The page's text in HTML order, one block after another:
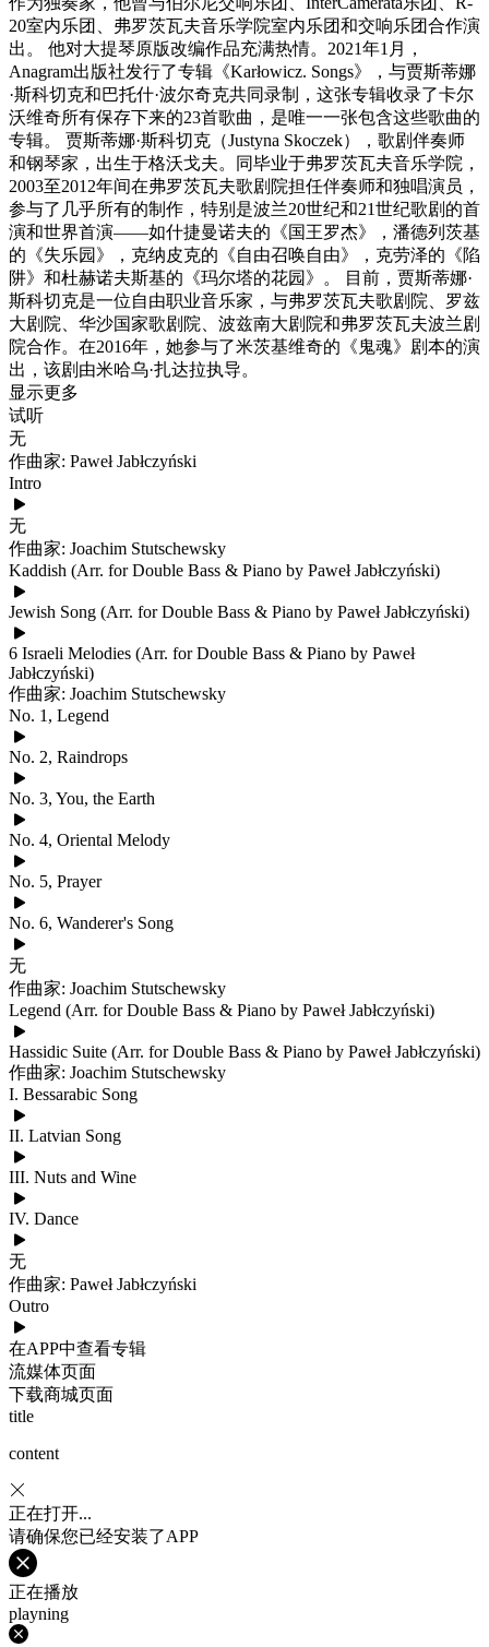
20室内乐团、弗罗茨瓦夫音乐学院室内乐团和交响乐团合作演
出。 他对大提琴原版改编作品充满热情。2021年1月，
Anagram出版社发行了专辑《Karłowicz. Songs》，与贾斯蒂娜
·斯科切克和巴托什·波尔奇克共同录制，这张专辑收录了卡尔
沃维奇所有保存下来的23首歌曲，是唯一一张包含这些歌曲的
专辑。 贾斯蒂娜·斯科切克（Justyna Skoczek），歌剧伴奏师
和钢琴家，出生于格沃戈夫。同毕业于弗罗茨瓦夫音乐学院，
2003至2012年间在弗罗茨瓦夫歌剧院担任伴奏师和独唱演员，
参与了几乎所有的制作，特别是波兰20世纪和21世纪歌剧的首
演和世界首演——如什捷曼诺夫的《国王罗杰》，潘德列茨基
的《失乐园》，克纳皮克的《自由召唤自由》，克劳泽的《陷
阱》和杜赫诺夫斯基的《玛尔塔的花园》。 目前，贾斯蒂娜·
斯科切克是一位自由职业音乐家，与弗罗茨瓦夫歌剧院、罗兹
大剧院、华沙国家歌剧院、波兹南大剧院和弗罗茨瓦夫波兰剧
院合作。在2016年，她参与了米茨基维奇的《鬼魂》剧本的演
出，该剧由米哈乌·扎达拉执导。
显示更多
试听
无
作曲家: Paweł Jabłczyński
Intro
无
作曲家: Joachim Stutschewsky
Kaddish (Arr. for Double Bass & Piano by Paweł Jabłczyński)
Jewish Song (Arr. for Double Bass & Piano by Paweł Jabłczyński)
6 Israeli Melodies (Arr. for Double Bass & Piano by Paweł
Jabłczyński)
作曲家: Joachim Stutschewsky
No. 1, Legend
No. 2, Raindrops
No. 3, You, the Earth
No. 4, Oriental Melody
No. 5, Prayer
No. 6, Wanderer's Song
无
作曲家: Joachim Stutschewsky
Legend (Arr. for Double Bass & Piano by Paweł Jabłczyński)
Hassidic Suite (Arr. for Double Bass & Piano by Paweł Jabłczyński)
作曲家: Joachim Stutschewsky
I. Bessarabic Song
II. Latvian Song
III. Nuts and Wine
IV. Dance
无
作曲家: Paweł Jabłczyński
Outro
在APP中查看专辑
流媒体页面
下载商城页面
title
content
正在打开...
请确保您已经安装了APP
正在播放
playning